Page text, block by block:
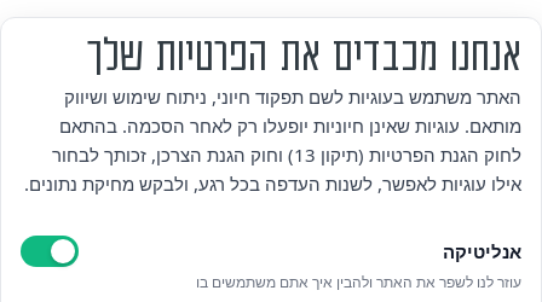
אזור אישי
מדיניות פרטיות
הצהרת נגישות
אנחנו מכבדים את הפרטיות שלך
האתר משתמש בעוגיות לשם תפקוד חיוני, ניתוח שימוש ושיווק
מותאם. עוגיות שאינן חיוניות יופעלו רק לאחר הסכמה. בהתאם
לחוק הגנת הפרטיות (תיקון 13) וחוק הגנת הצרכן, זכותך לבחור
אילו עוגיות לאפשר, לשנות העדפה בכל רגע, ולבקש מחיקת נתונים.
אנליטיקה
עוזר לנו לשפר את האתר ולהבין איך אתם משתמשים בו